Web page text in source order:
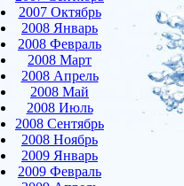
2007 Октябрь
2008 Январь
2008 Февраль
2008 Март
2008 Апрель
2008 Май
2008 Июль
2008 Сентябрь
2008 Ноябрь
2009 Январь
2009 Февраль